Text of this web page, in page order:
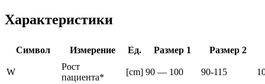
Характеристики
Символ Измерение Ед. Размер 1 Размер 2
W
Рост
пациента*
[cm] 90 — 100 90-115